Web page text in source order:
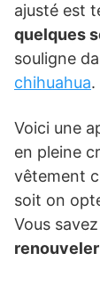
ajusté est
quelques
souligne
chihuahua.
Voici une
en pleine
vêtement
soit on
Vous